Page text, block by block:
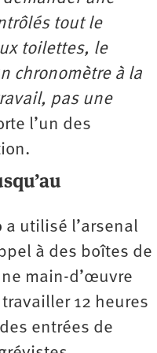
tout le
toilettes, le
chronomètre à la
pas une
l’un des
a utilisé l’arsenal
à des boîtes de
main-d’œuvre
12 heures
entrées de